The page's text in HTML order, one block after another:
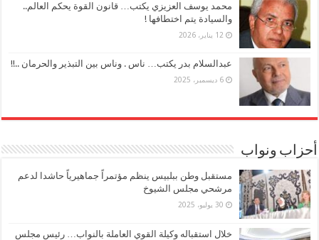
محمد يوسف العزيزي يكتب… قانون القوة يحكم العالم..
والسيادة يتم اختطافها !
12 يناير، 2026
عبدالسلام بدر يكتب… ناس . وناس بين التبذير والحرمان ..!!
6 ديسمبر، 2025
أحزاب ونواب
مستقبل وطن ببلبيس ينظم مؤتمراً جماهيرياً حاشدا لدعم
مرشحي مجلس الشيوخ
30 يوليو، 2025
خلال استقباله وكيلة القوي العاملة بالنواب… رئيس مجلس